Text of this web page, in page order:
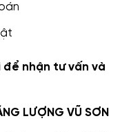
để nhận tư vấn và
LƯỢNG VŨ SƠN